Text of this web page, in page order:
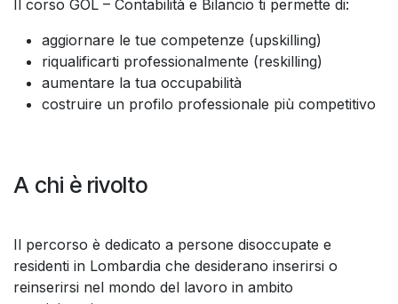
Il corso GOL – Contabilità e Bilancio ti permette di:
aggiornare le tue competenze (upskilling)
riqualificarti professionalmente (reskilling)
aumentare la tua occupabilità
costruire un profilo professionale più competitivo
A chi è rivolto
Il percorso è dedicato a persone disoccupate e
residenti in Lombardia che desiderano inserirsi o
reinserirsi nel mondo del lavoro in ambito